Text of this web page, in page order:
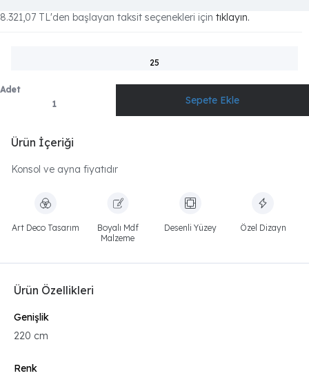
8.321,07 TL'den başlayan taksit seçenekleri için tıklayın.
25
Adet
Ürün İçeriği
Konsol ve ayna fiyatıdır
Art Deco Tasarım
Boyalı Mdf
Malzeme
Desenli Yüzey Özel Dizayn
Ürün Özellikleri
Genişlik
220 cm
Renk